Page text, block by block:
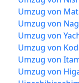
Umzug von
Umzug von
Umzug von
Umzug von
Umzug von
Umzug von